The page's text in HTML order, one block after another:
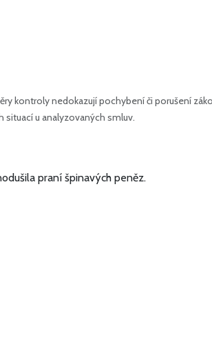
kontroly nedokazují pochybení či porušení
u analyzovaných smluv.
praní špinavých peněz.